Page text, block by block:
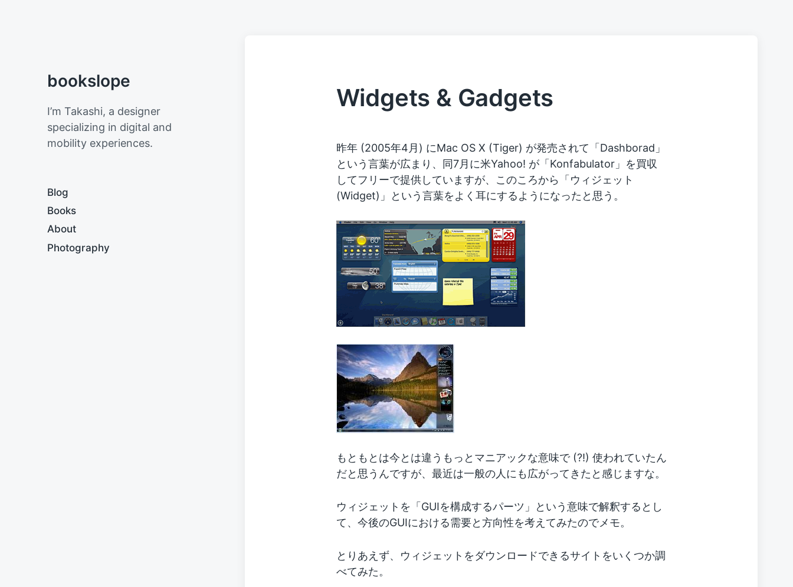
bookslope
I’m Takashi, a designer
specializing in digital and
mobility experiences.
Blog
Books
About
Photography
Widgets & Gadgets
昨年 (2005年4月) にMac OS X (Tiger) が発売されて「Dashborad」
という言葉が広まり、同7月に米Yahoo! が「Konfabulator」を買収
してフリーで提供していますが、このころから「ウィジェット
(Widget)」という言葉をよく耳にするようになったと思う。
もともとは今とは違うもっとマニアックな意味で (?!) 使われていたん
だと思うんですが、最近は一般の人にも広がってきたと感じますな。
ウィジェットを「GUIを構成するパーツ」という意味で解釈するとし
て、今後のGUIにおける需要と方向性を考えてみたのでメモ。
とりあえず、ウィジェットをダウンロードできるサイトをいくつか調
べてみた。